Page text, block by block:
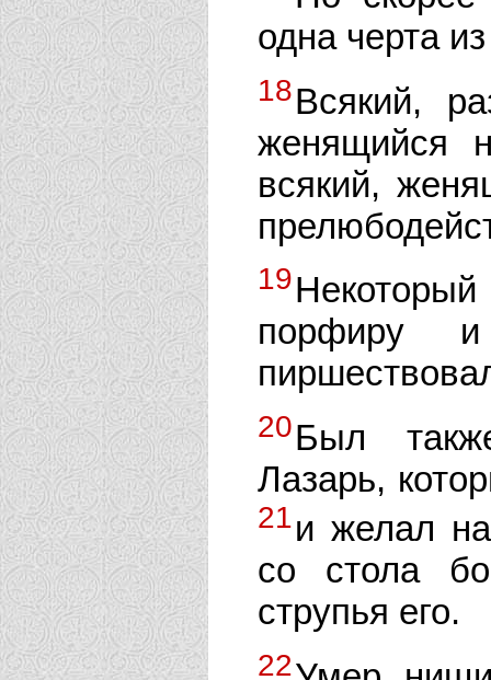
одна черта
18Всякий,
женящийся
всякий,
19
порфиру
20Был
Лазарь,
21и желал
со стола
струпья его.
22